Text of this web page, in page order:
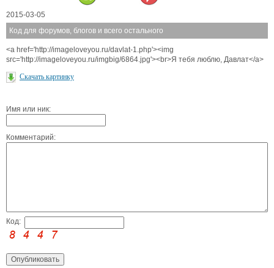
2015-03-05
Код для форумов, блогов и всего остального
<a href='http://imageloveyou.ru/davlat-1.php'><img
src='http://imageloveyou.ru/imgbig/6864.jpg'><br>Я тебя люблю, Давлат</a>
Скачать картинку
Имя или ник:
Комментарий:
Код: